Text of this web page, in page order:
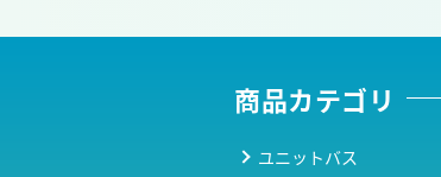
商品カテゴリ
ユニットバス